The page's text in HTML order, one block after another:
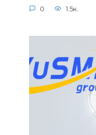
0 1.5к.